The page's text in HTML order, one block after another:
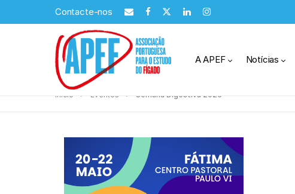
Contacte-nos
A APEF Notícias
Início Eventos Semana Digestiva 2026